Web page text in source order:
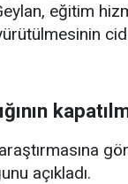
eğitim
açıkladı.